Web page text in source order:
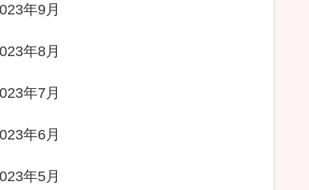
年9月
年8月
年7月
年6月
年5月